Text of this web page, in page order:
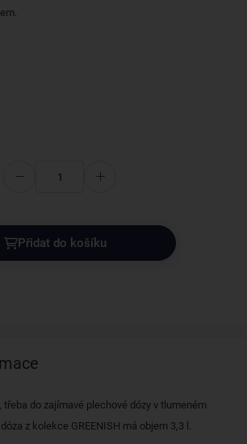
Přidat do košíku
třeba do zajímavé plechové dózy v tlumeném
z kolekce GREENISH má objem 3,3 l.